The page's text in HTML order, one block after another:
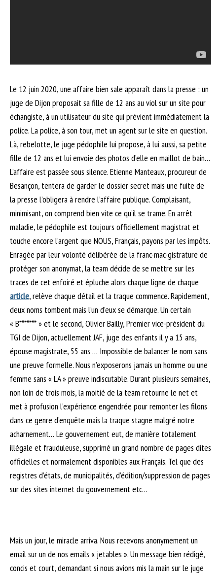
Le 12 juin 2020, une affaire bien sale apparaît dans la presse : un
juge de Dijon proposait sa fille de 12 ans au viol sur un site pour
échangiste, à un utilisateur du site qui prévient immédiatement la
police. La police, à son tour, met un agent sur le site en question.
Là, rebelotte, le juge pédophile lui propose, à lui aussi, sa petite
fille de 12 ans et lui envoie des photos d’elle en maillot de bain…
L’affaire est passée sous silence. Etienne Manteaux, procureur de
Besançon, tentera de garder le dossier secret mais une fuite de
la presse l’obligera à rendre l’affaire publique. Complaisant,
minimisant, on comprend bien vite ce qu’il se trame. En arrêt
maladie, le pédophile est toujours officiellement magistrat et
touche encore l’argent que NOUS, Français, payons par les impôts.
Enragée par leur volonté délibérée de la franc-mac-gistrature de
protéger son anonymat, la team décide de se mettre sur les
traces de cet enfoiré et épluche alors chaque ligne de chaque
article, relève chaque détail et la traque commence. Rapidement,
deux noms tombent mais l’un d’eux se démarque. Un certain
« B******* » et le second, Olivier Bailly, Premier vice-président du
TGI de Dijon, actuellement JAF, juge des enfants il y a 15 ans,
épouse magistrate, 55 ans … Impossible de balancer le nom sans
une preuve formelle. Nous n’exposerons jamais un homme ou une
femme sans « LA » preuve indiscutable. Durant plusieurs semaines,
non loin de trois mois, la moitié de la team retourne le net et
met à profusion l’expérience engendrée pour remonter les filons
dans ce genre d’enquête mais la traque stagne malgré notre
acharnement… Le gouvernement eut, de manière totalement
illégale et frauduleuse, supprimé un grand nombre de pages dites
officielles et normalement disponibles aux Français. Tel que des
registres d’états, de municipalités, d’édition/suppression de pages
sur des sites internet du gouvernement etc…
Mais un jour, le miracle arriva. Nous recevons anonymement un
email sur un de nos emails « jetables ». Un message bien rédigé,
concis et court, demandant si nous avions mis la main sur le juge